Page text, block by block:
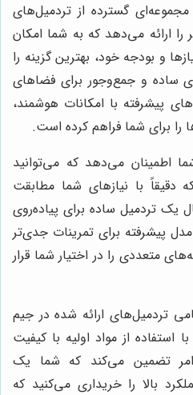
گسترده از تردمیل‌های
را ارائه می‌دهد که به شما امکان
و بودجه خود، بهترین گزینه را
ساده و جمع‌وجور برای فضاهای
پیشرفته با امکانات هوشمند،
را برای شما فراهم کرده است.
اطمینان می‌دهد که می‌توانید
دقیقاً با نیازهای شما مطابقت
یک تردمیل ساده برای پیاده‌روی
پیشرفته برای تمرینات جدی‌تر
متعددی را در اختیار شما قرار
تردمیل‌های ارائه شده در جیم
استفاده از مواد اولیه با کیفیت
تضمین می‌کند که شما یک
بالا را خریداری می‌کنید که